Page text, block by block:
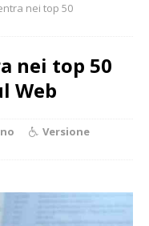
nei top 50
nei top 50
Web
Versione